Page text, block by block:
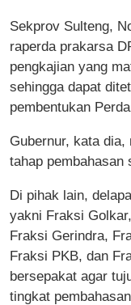
Sekprov Sulteng,
raperda prakarsa
pengkajian yang
sehingga dapat
pembentukan
Gubernur, kata
tahap pembahasan
Di pihak lain,
yakni Fraksi
Fraksi Gerindra,
Fraksi PKB, dan
bersepakat agar
tingkat